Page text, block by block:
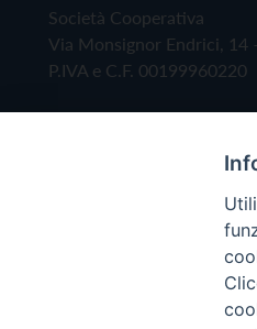
Società Cooperativa
Via Monsignor Endrici, 14
P.IVA e C.F. 00199960220
Copyright © 2019 -